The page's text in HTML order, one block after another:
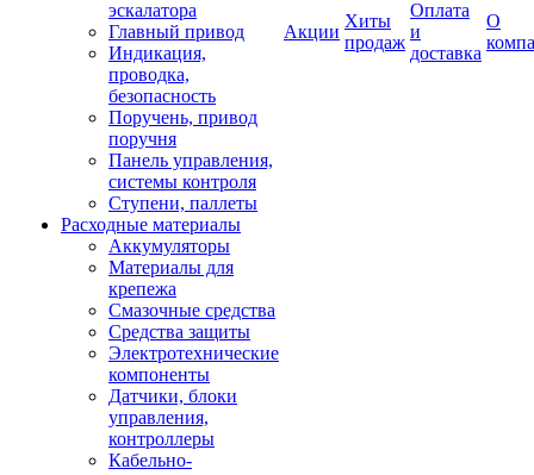
эскалатора
Главный привод
Индикация,
проводка,
безопасность
Поручень, привод
поручня
Панель управления,
системы контроля
Ступени, паллеты
Расходные материалы
Аккумуляторы
Материалы для
крепежа
Смазочные средства
Средства защиты
Электротехнические
компоненты
Датчики, блоки
управления,
контроллеры
Кабельно-
Акции
Хиты
продаж
Оплата
и
доставка
О